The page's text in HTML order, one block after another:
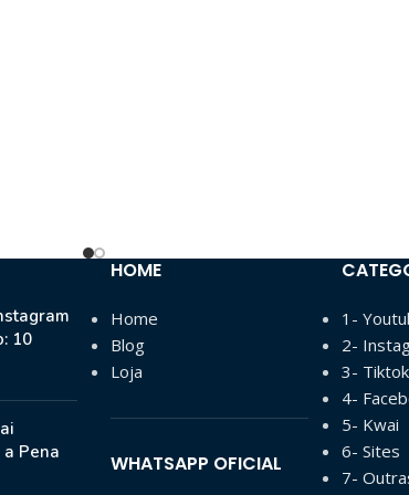
10
Pena
HOME
Home
Blog
Loja
WHATSAPP OFICIAL
1-
2-
3- Tiktok
4-
5- Kwai
6- Sites
7-